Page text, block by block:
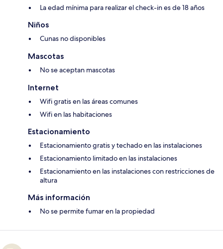
La edad mínima para realizar el check-in es de 18 años
Niños
Cunas no disponibles
Mascotas
No se aceptan mascotas
Internet
Wifi gratis en las áreas comunes
Wifi en las habitaciones
Estacionamiento
Estacionamiento gratis y techado en las instalaciones
Estacionamiento limitado en las instalaciones
Estacionamiento en las instalaciones con restricciones de
altura
Más información
No se permite fumar en la propiedad